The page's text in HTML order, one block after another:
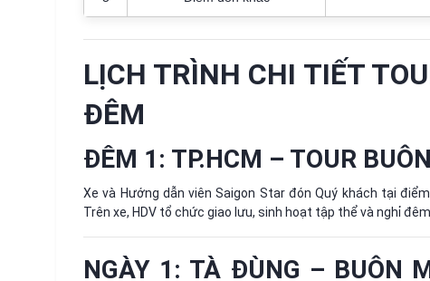
LỊCH TRÌNH CHI TIẾT
ĐÊM
ĐÊM 1: TP.HCM – TOUR
Xe và Hướng dẫn viên Saigon Star đón Quý khách tại
Trên xe, HDV tổ chức giao lưu, sinh hoạt tập thể và nghỉ
NGÀY 1: TÀ ĐÙNG – BUÔN